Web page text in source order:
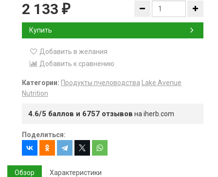
2 133 ₽
Купить
Добавить в желания
Добавить к сравнению
Категории: Продукты пчеловодства
Lake Avenue
Nutrition
4.6/5 баллов и 6757 отзывов на iherb.com
Поделиться:
Обзор Характеристики